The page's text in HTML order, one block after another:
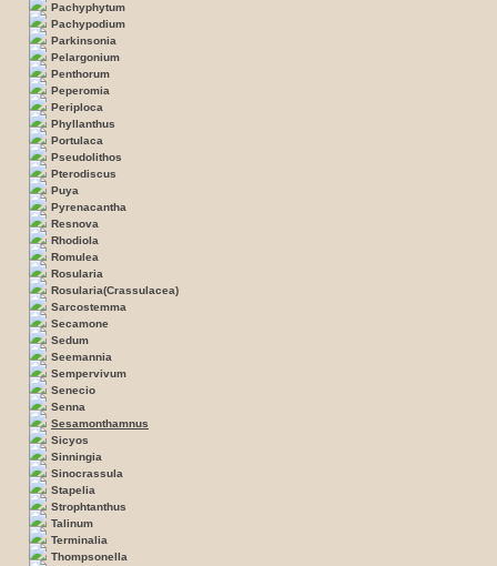
Pachyphytum
Pachypodium
Parkinsonia
Pelargonium
Penthorum
Peperomia
Periploca
Phyllanthus
Portulaca
Pseudolithos
Pterodiscus
Puya
Pyrenacantha
Resnova
Rhodiola
Romulea
Rosularia
Rosularia(Crassulacea)
Sarcostemma
Secamone
Sedum
Seemannia
Sempervivum
Senecio
Senna
Sesamonthamnus
Sicyos
Sinningia
Sinocrassula
Stapelia
Strophtanthus
Talinum
Terminalia
Thompsonella